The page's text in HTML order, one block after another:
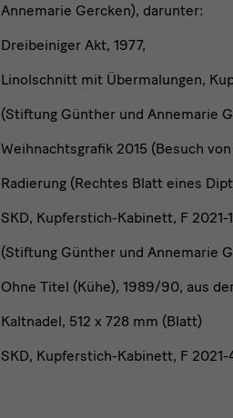
Annemarie Gercken), darunter:
Dreibeiniger Akt, 1977,
Linolschnitt mit Übermalungen,
(Stiftung Günther und Annemarie
Weihnachtsgrafik 2015 (Besuch
Radierung (Rechtes Blatt eines
SKD, Kupferstich-Kabinett, F 2021-
(Stiftung Günther und Annemarie
Ohne Titel (Kühe), 1989/90, aus
Kaltnadel, 512 x 728 mm (Blatt)
SKD, Kupferstich-Kabinett, F